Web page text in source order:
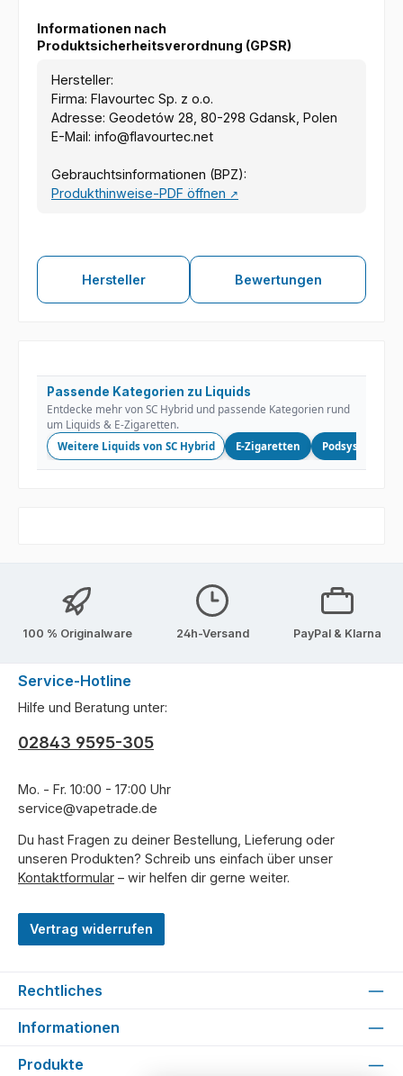
Informationen nach
Produktsicherheitsverordnung (GPSR)
Hersteller:
Firma: Flavourtec Sp. z o.o.
Adresse: Geodetów 28, 80-298 Gdansk, Polen
E-Mail: info@flavourtec.net
Gebrauchtsinformationen (BPZ):
Produkthinweise-PDF öffnen ↗
Hersteller Bewertungen
Passende Kategorien zu Liquids
Entdecke mehr von SC Hybrid und passende Kategorien rund
um Liquids & E-Zigaretten.
Weitere Liquids von SC Hybrid E-Zigaretten Podsysteme
100 % Originalware 24h-Versand PayPal & Klarna
Service-Hotline
Hilfe und Beratung unter:
02843 9595-305
Mo. - Fr. 10:00 - 17:00 Uhr
service@vapetrade.de
Du hast Fragen zu deiner Bestellung, Lieferung oder
unseren Produkten? Schreib uns einfach über unser
Kontaktformular – wir helfen dir gerne weiter.
Vertrag widerrufen
Rechtliches
Informationen
Produkte